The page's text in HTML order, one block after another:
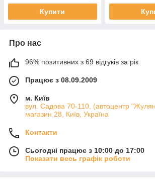
Купити
Про нас
96% позитивних з 69 відгуків за рік
Працює з 08.09.2009
м. Київ
вул. Садова 70-110, (автоцентр
магазин 28, Київ, Україна
Контакти
Сьогодні працює з 10:00 до 17:00
Показати весь графік роботи